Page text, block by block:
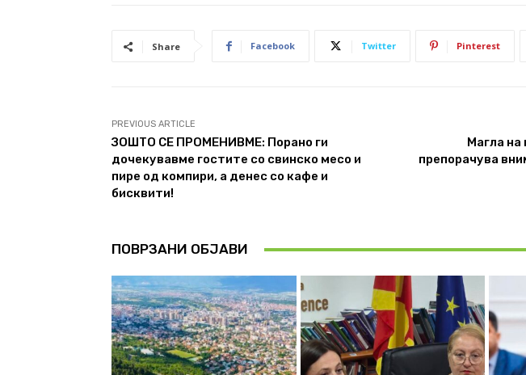
Share Facebook Twitter Pinterest
PREVIOUS ARTICLE
ЗОШТО СЕ ПРОМЕНИВМЕ: Порано ги
дочекувавме гостите со свинско месо и
пире од компири, а денес со кафе и
бисквити!
Магла на
препорачува
ПОВРЗАНИ ОБЈАВИ